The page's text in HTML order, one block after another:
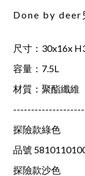
Done by deer
尺寸：30x16x
容量：7.5L
材質：聚酯纖維
探險款綠色
品號
探險款沙色